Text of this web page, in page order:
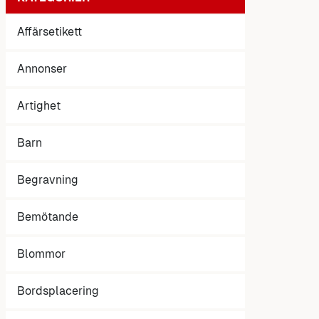
Affärsetikett
Annonser
Artighet
Barn
Begravning
Bemötande
Blommor
Bordsplacering